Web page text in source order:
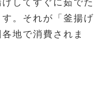
してすぐに茹でた
。それが「釜揚げ
地で消費されま